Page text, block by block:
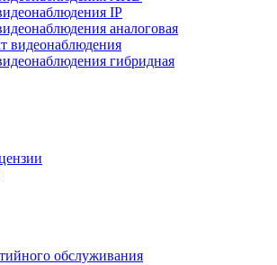
IP
аналоговая
видеонаблюдения
гибридная
обслуживания